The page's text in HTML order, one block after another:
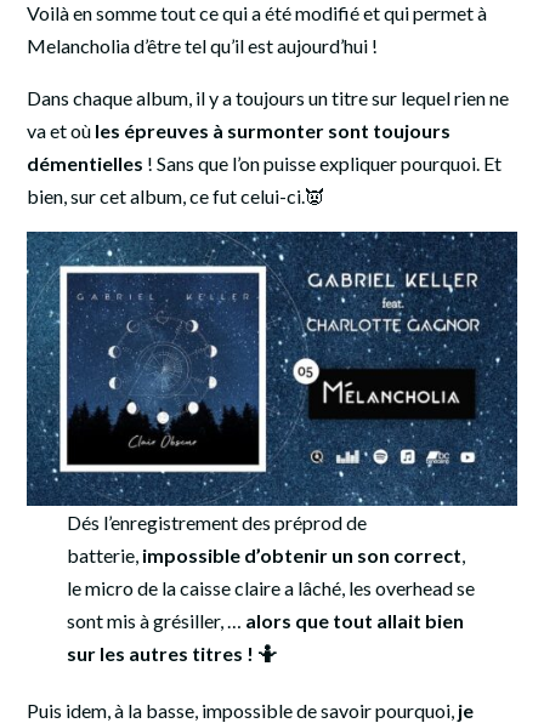
Voilà en somme tout ce qui a été modifié et qui permet à
Melancholia d’être tel qu’il est aujourd’hui !
Dans chaque album, il y a toujours un titre sur lequel rien ne
va et où les épreuves à surmonter sont toujours
démentielles ! Sans que l’on puisse expliquer pourquoi. Et
bien, sur cet album, ce fut celui-ci.👿
Dés l’enregistrement des préprod de
batterie,impossible d’obtenir un son correct,
le micro de la caisse claire a lâché, les overhead se
sont mis à grésiller, … alors que tout allait bien
sur les autres titres ! 🤷
Puis idem, à la basse, impossible de savoir pourquoi, je